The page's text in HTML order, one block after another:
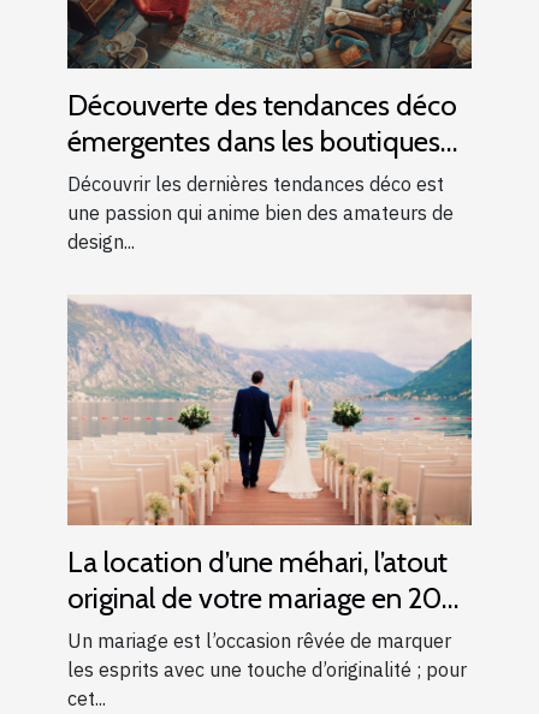
Découverte des tendances déco
émergentes dans les boutiques
locales
Découvrir les dernières tendances déco est
une passion qui anime bien des amateurs de
design...
La location d’une méhari, l’atout
original de votre mariage en 2025
!Un mariage est l’occasion rêvée de marquer
les esprits avec une touche d’originalité ; pour
cet...